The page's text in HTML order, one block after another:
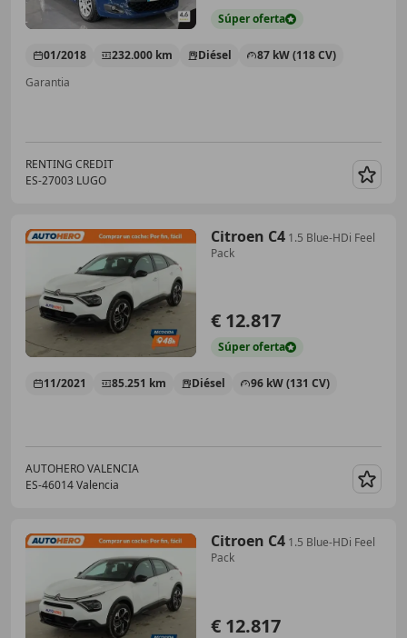
Súperoferta
01/2018 232.000 km Diésel
87 kW (118 CV)
Garantia
RENTING CREDIT
ES-27003 LUGO
Citroen C4 1.5 Blue-HDi Feel
Pack
€ 12.817
Súperoferta
11/2021 85.251 km Diésel 96 kW (131 CV)
AUTOHERO VALENCIA
ES-46014 Valencia
Citroen C4 1.5 Blue-HDi Feel
Pack
€ 12.817